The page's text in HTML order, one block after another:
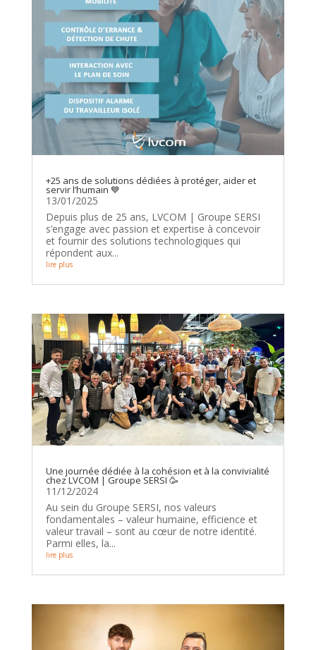
+25 ans de solutions dédiées à protéger, aider et
servir l’humain 💙
13/01/2025
Depuis plus de 25 ans, LVCOM | Groupe SERSI
s’engage avec passion et expertise à concevoir
et fournir des solutions technologiques qui
répondent aux...
lire plus
Une journée dédiée à la cohésion et à la convivialité
chez LVCOM | Groupe SERSI 🥳
11/12/2024
Au sein du Groupe SERSI, nos valeurs
fondamentales – valeur humaine, efficience et
valeur travail – sont au cœur de notre identité.
Parmi elles, la...
lire plus